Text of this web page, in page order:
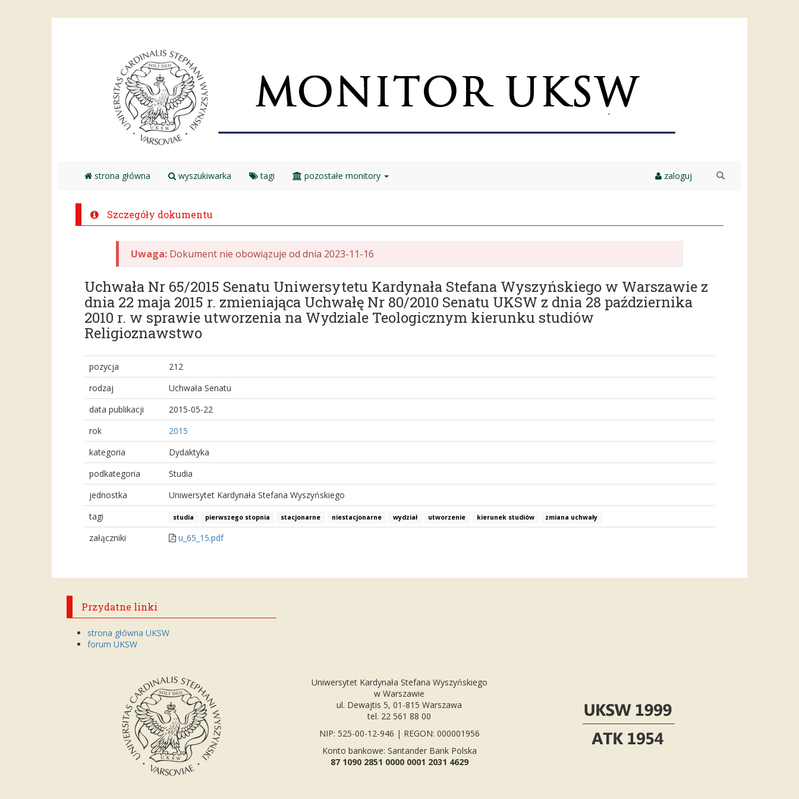
strona główna wyszukiwarka tagi pozostałe monitory zaloguj
Szczegóły dokumentu
Uwaga: Dokument nie obowiązuje od dnia 2023-11-16
Uchwała Nr 65/2015 Senatu Uniwersytetu Kardynała Stefana Wyszyńskiego w Warszawie z
dnia 22 maja 2015 r. zmieniająca Uchwałę Nr 80/2010 Senatu UKSW z dnia 28 października
2010 r. w sprawie utworzenia na Wydziale Teologicznym kierunku studiów
Religioznawstwo
pozycja
212
rodzaj
Uchwała Senatu
data publikacji
2015-05-22
rok
2015
kategoria
Dydaktyka
podkategoria
Studia
jednostka
Uniwersytet Kardynała Stefana Wyszyńskiego
tagi
studia pierwszego stopnia stacjonarne niestacjonarne wydział utworzenie kierunek studiów zmiana uchwały
załączniki u_65_15.pdf
Przydatne linki
strona główna UKSW
forum UKSW
Uniwersytet Kardynała Stefana Wyszyńskiego
w Warszawie
ul. Dewajtis 5, 01-815 Warszawa
tel. 22 561 88 00
NIP: 525-00-12-946 | REGON: 000001956
Konto bankowe: Santander Bank Polska
87 1090 2851 0000 0001 2031 4629